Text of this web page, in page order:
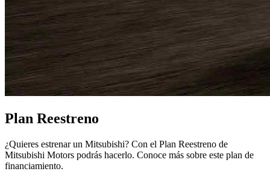
Plan Reestreno
¿Quieres estrenar un Mitsubishi? Con el Plan Reestreno de
Mitsubishi Motors podrás hacerlo. Conoce más sobre este plan de
financiamiento.